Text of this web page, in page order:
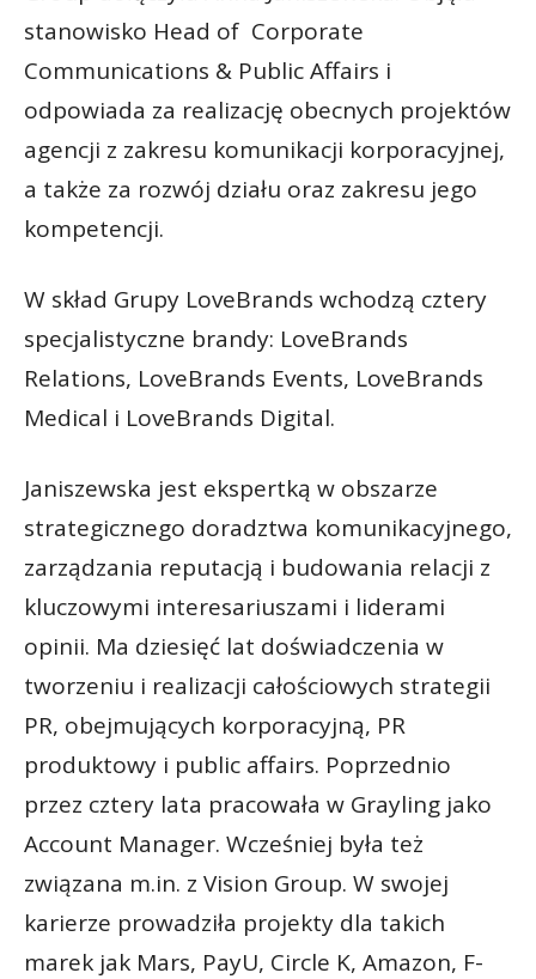
stanowisko Head of Corporate
Communications & Public Affairs i
odpowiada za realizację obecnych projektów
agencji z zakresu komunikacji korporacyjnej,
a także za rozwój działu oraz zakresu jego
kompetencji.
W skład Grupy LoveBrands wchodzą cztery
specjalistyczne brandy: LoveBrands
Relations, LoveBrands Events, LoveBrands
Medical i LoveBrands Digital.
Janiszewska jest ekspertką w obszarze
strategicznego doradztwa komunikacyjnego,
zarządzania reputacją i budowania relacji z
kluczowymi interesariuszami i liderami
opinii. Ma dziesięć lat doświadczenia w
tworzeniu i realizacji całościowych strategii
PR, obejmujących korporacyjną, PR
produktowy i public affairs. Poprzednio
przez cztery lata pracowała w Grayling jako
Account Manager. Wcześniej była też
związana m.in. z Vision Group. W swojej
karierze prowadziła projekty dla takich
marek jak Mars, PayU, Circle K, Amazon, F-